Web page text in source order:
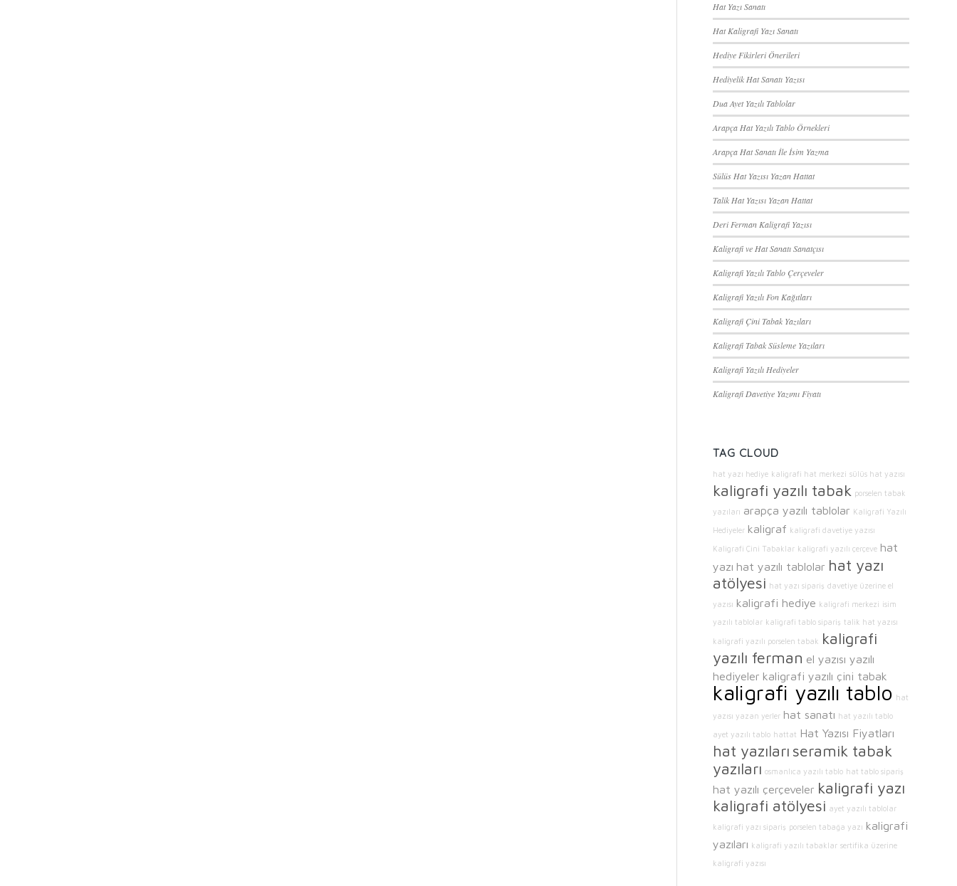
Hat Yazı Sanatı
Hat Kaligrafi Yazı Sanatı
Hediye Fikirleri Önerileri
Hediyelik Hat Sanatı Yazısı
Dua Ayet Yazılı Tablolar
Arapça Hat Yazılı Tablo Örnekleri
Arapça Hat Sanatı İle İsim Yazma
Sülüs Hat Yazısı Yazan Hattat
Talik Hat Yazısı Yazan Hattat
Deri Ferman Kaligrafi Yazısı
Kaligrafi ve Hat Sanatı Sanatçısı
Kaligrafi Yazılı Tablo Çerçeveler
Kaligrafi Yazılı Fon Kağıtları
Kaligrafi Çini Tabak Yazıları
Kaligrafi Tabak Süsleme Yazıları
Kaligrafi Yazılı Hediyeler
Kaligrafi Davetiye Yazımı Fiyatı
TAG CLOUD
hat yazı hediye kaligrafi hat merkezi sülüs hat yazısı
kaligrafi yazılı tabak porselen tabak
yazıları arapça yazılı tablolar Kaligrafi Yazılı
Hediyeler kaligraf kaligrafi davetiye yazısı
Kaligrafi Çini Tabaklar kaligrafi yazılı çerçeve hat
yazı hat yazılı tablolar hat yazı
atölyesi hat yazı sipariş davetiye üzerine el
yazısı kaligrafi hediye kaligrafi merkezi isim
yazılı tablolar kaligrafi tablo sipariş talik hat yazısı
kaligrafi yazılı porselen tabak kaligrafi
yazılı ferman el yazısı yazılı
hediyeler kaligrafi yazılı çini tabak
kaligrafi yazılı tablo hat
yazısı yazan yerler hat sanatı hat yazılı tablo
ayet yazılı tablo hattat Hat Yazısı Fiyatları
hat yazıları seramik tabak
yazıları osmanlıca yazılı tablo hat tablo sipariş
hat yazılı çerçeveler kaligrafi yazı
kaligrafi atölyesi ayet yazılı tablolar
kaligrafi yazı sipariş porselen tabağa yazı kaligrafi
yazıları kaligrafi yazılı tabaklar sertifika üzerine
kaligrafi yazısı